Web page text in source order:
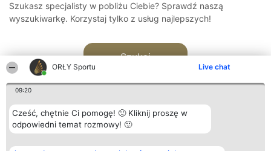
ORŁY Sportu Live chat
09:20
Cześć, chętnie Ci pomogę! 🙂 Kliknij proszę w
odpowiedni temat rozmowy! 🙂
Szukasz specjalisty w pobliżu Ciebie? Sprawdź naszą
wyszukiwarkę. Korzystaj tylko z usług najlepszych!
Szukaj
Organizator plebiscytu Plebiscyt Kontakt